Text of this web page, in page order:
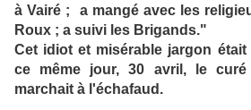
à Vairé ; a mangé avec les
Roux ; a suivi les Brigands."
Cet idiot et misérable jargon
ce même jour, 30 avril, le curé
marchait à l'échafaud.